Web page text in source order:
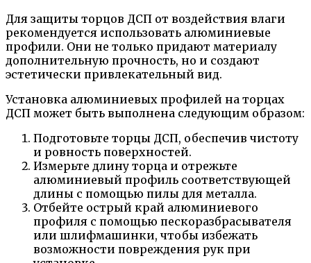
Для защиты торцов ДСП от воздействия влаги
рекомендуется использовать алюминиевые
профили. Они не только придают материалу
дополнительную прочность, но и создают
эстетически привлекательный вид.
Установка алюминиевых профилей на торцах
ДСП может быть выполнена следующим образом:
Подготовьте торцы ДСП, обеспечив чистоту
и ровность поверхностей.
Измерьте длину торца и отрежьте
алюминиевый профиль соответствующей
длины с помощью пилы для металла.
Отбейте острый край алюминиевого
профиля с помощью пескоразбрасывателя
или шлифмашинки, чтобы избежать
возможности повреждения рук при